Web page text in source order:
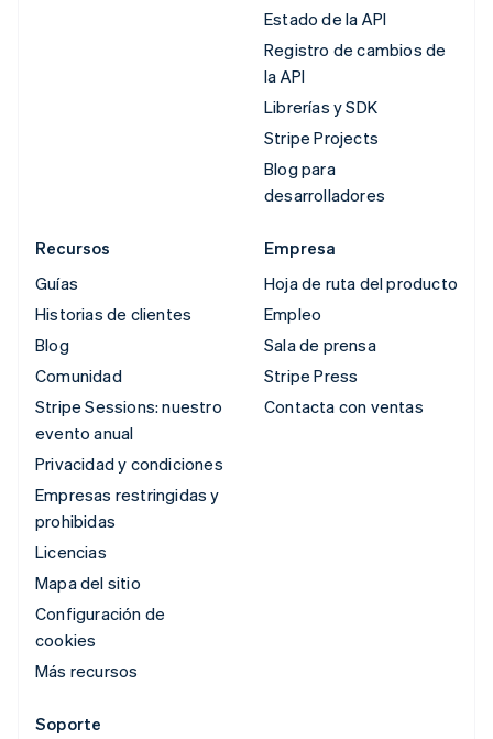
Estado de la API
Registro de cambios de
la API
Librerías y SDK
Stripe Projects
Blog para
desarrolladores
Recursos
Guías
Historias de clientes
Blog
Comunidad
Stripe Sessions: nuestro
evento anual
Privacidad y condiciones
Empresas restringidas y
prohibidas
Licencias
Mapa del sitio
Configuración de
cookies
Más recursos
Empresa
Hoja de ruta del producto
Empleo
Sala de prensa
Stripe Press
Contacta con ventas
Soporte